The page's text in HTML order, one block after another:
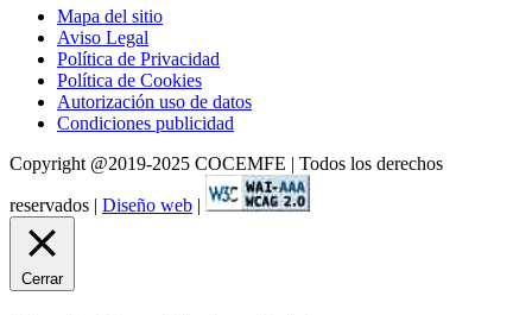
La Confederación Gallega de Personas con Discapacidad
19 Jul 2024
Personas con fibrosis quística se concentrarán en Madrid pidiendo
Mapa del sitio
Aviso Legal
Política de Privacidad
Política de Cookies
Autorización uso de datos
Condiciones publicidad
Copyright @2019-2025 COCEMFE | Todos los derechos
reservados | Diseño web |
Cerrar